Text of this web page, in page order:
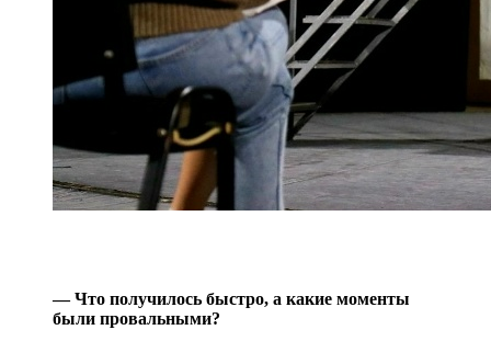
— Что получилось быстро, а какие моменты
были провальными?